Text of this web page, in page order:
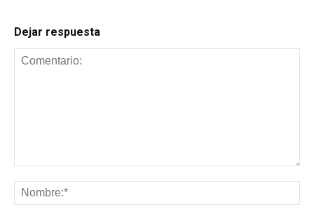
Dejar respuesta